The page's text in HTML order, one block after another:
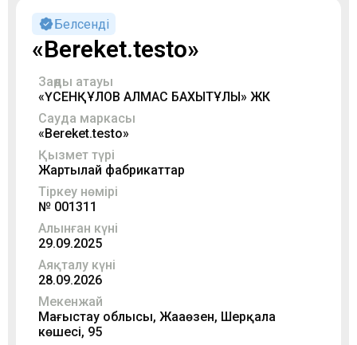
Белсенді
«Bereket.testo»
Заңды атауы
«ҮСЕНҚҰЛОВ АЛМАС БАХЫТҰЛЫ» ЖК
Сауда маркасы
«Bereket.testo»
Қызмет түрі
Жартылай фабрикаттар
Тіркеу нөмірі
№ 001311
Алынған күні
29.09.2025
Аяқталу күні
28.09.2026
Мекенжай
Маңғыстау облысы, Жаңаөзен, Шерқала
көшесі, 95